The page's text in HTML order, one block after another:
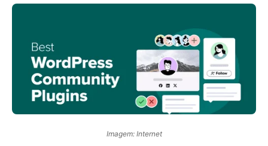
Imagem: Internet